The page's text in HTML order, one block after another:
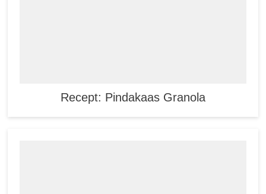
Recept: Pindakaas Granola